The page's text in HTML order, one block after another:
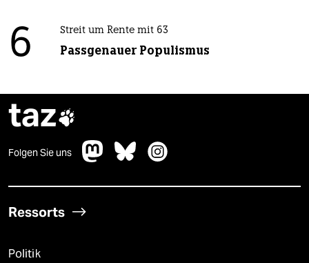
6 Streit um Rente mit 63
Passgenauer Populismus
taz
Folgen Sie uns
Ressorts
Politik